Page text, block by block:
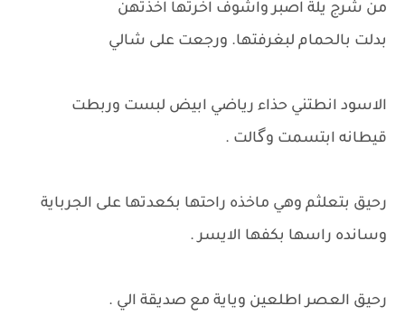
من شرج يلة اصبر واشوف اخرتها اخذتهن
بدلت بالحمام لبغرفتها. ورجعت على شالي
الاسود انطتني حذاء رياضي ابيض لبست وربطت
قيطانه ابتسمت وگالت .
رحيق بتعلثم وهي ماخذه راحتها بكعدتها على الجرباية
وسانده راسها بكفها الايسر .
رحيق العصر اطلعين وياية مع صديقة الي .